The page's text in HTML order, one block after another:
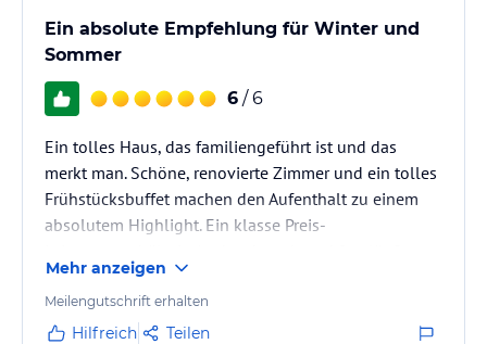
Ein absolute Empfehlung für Winter und
Sommer
6 / 6
Ein tolles Haus, das familiengeführt ist und das
merkt man. Schöne, renovierte Zimmer und ein tolles
Frühstücksbuffet machen den Aufenthalt zu einem
absolutem Highlight. Ein klasse Preis-
Gondel gelegen.
Mehr anzeigen
Meilengutschrift erhalten
Hilfreich Teilen